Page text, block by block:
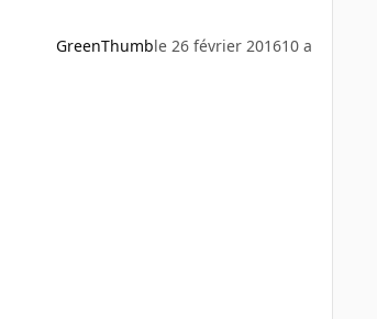
GreenThumble 26 février 201610 a